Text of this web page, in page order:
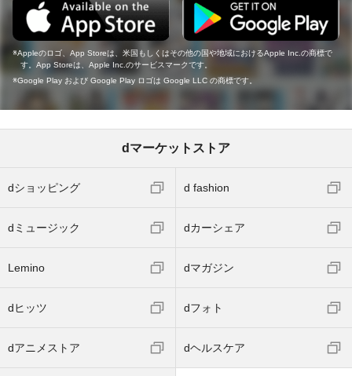
Appleのロゴ、App Storeは、米国もしくはその他の国や地域におけるApple Inc.の商標で
す。App Storeは、Apple Inc.のサービスマークです。
Google Play および Google Play ロゴは Google LLC の商標です。
dマーケットストア
dショッピング d fashion
dミュージック dカーシェア
Lemino dマガジン
dヒッツ dフォト
dアニメストア dヘルスケア